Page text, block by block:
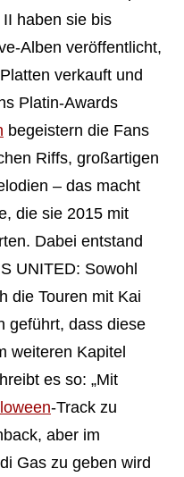
haben sie bis
Alben veröffentlicht,
verkauft und
Platin-Awards
begeistern die Fans
Riffs, großartigen
– das macht
die sie 2015 mit
Dabei entstand
UNITED: Sowohl
die Touren mit Kai
geführt, dass diese
weiteren Kapitel
es so: „Mit
-Track zu
aber im
Gas zu geben wird